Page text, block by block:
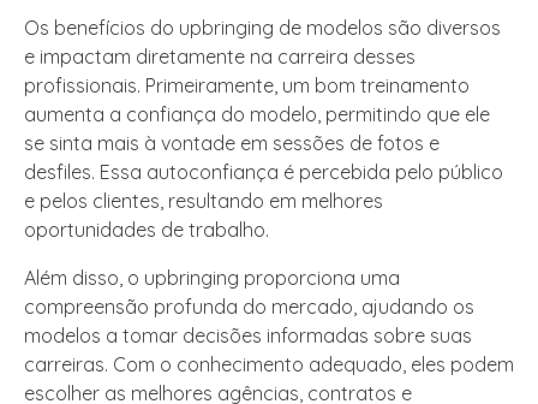
Os benefícios do upbringing de modelos são diversos
e impactam diretamente na carreira desses
profissionais. Primeiramente, um bom treinamento
aumenta a confiança do modelo, permitindo que ele
se sinta mais à vontade em sessões de fotos e
desfiles. Essa autoconfiança é percebida pelo público
e pelos clientes, resultando em melhores
oportunidades de trabalho.
Além disso, o upbringing proporciona uma
compreensão profunda do mercado, ajudando os
modelos a tomar decisões informadas sobre suas
carreiras. Com o conhecimento adequado, eles podem
escolher as melhores agências, contratos e